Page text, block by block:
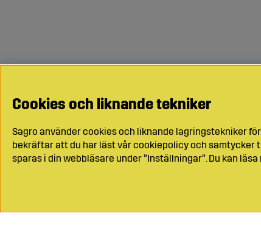
Cookies och liknande tekniker
Sagro använder cookies och liknande lagringstekniker
bekräftar att du har läst vår cookiepolicy och samtycker
sparas i din webbläsare under ”Inställningar”. Du kan läsa